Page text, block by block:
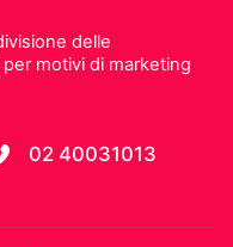
delle
motivi di marketing
02 40031013